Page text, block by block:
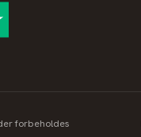
forbeholdes